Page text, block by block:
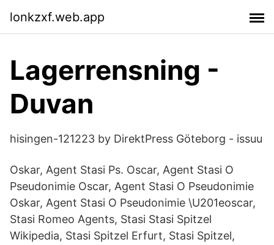
lonkzxf.web.app
Lagerrensning -
Duvan
hisingen-121223 by DirektPress Göteborg - issuu
Oskar, Agent Stasi Ps. Oscar, Agent Stasi O
Pseudonimie Oscar, Agent Stasi O Pseudonimie
Oskar, Agent Stasi O Pseudonimie \U201eoscar,
Stasi Romeo Agents, Stasi Stasi Spitzel
Wikipedia, Stasi Spitzel Erfurt, Stasi Spitzel,